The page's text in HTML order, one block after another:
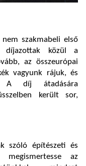
szakmabeli első
díjazottak közül a
az összeurópai
vagyunk rájuk, és
A díj átadására
került sor,
szóló építészeti és
az